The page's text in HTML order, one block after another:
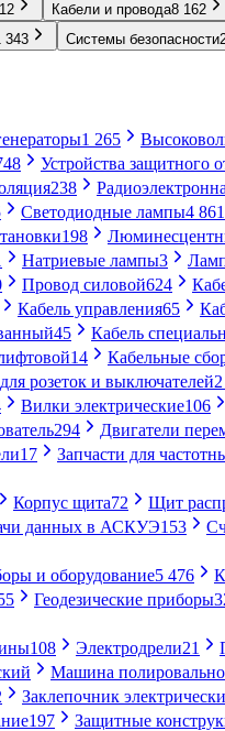
Кабели и провода8 162
343 Системы безопасности
1 265
Устройства защитного
238
Светодиодные лампы4 861
198
Натриевые лампы3
Провод силовой624
Кабель управления65
45 Кабель
14 Кабельные
розеток и выключателей
Вилки электрические106
294 Двигатели
17 Запчасти для
Корпус щита72 Щит
данных в АСКУЭ153
и оборудование5 476
Геодезические приборы
108 Электродрели21
Машина
Заклепочник
197 Защитные